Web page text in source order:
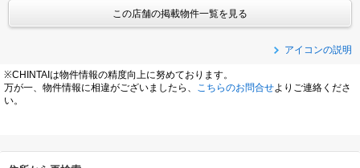
この店舗の掲載物件一覧を見る
アイコンの説明
※CHINTAIは物件情報の精度向上に努めております。
万が一、物件情報に相違がございましたら、
こちらのお問合せよりご連絡くださ
い。